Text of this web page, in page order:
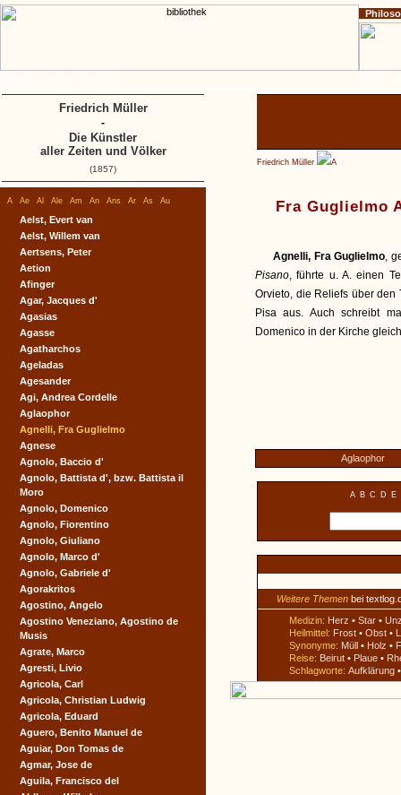
Friedrich Müller A
Fra Guglielmo
Agnelli, Fra Guglielmo,
Pisano, führte u. A. einen
Orvieto, die Reliefs über den
Pisa aus. Auch schreibt
Domenico in der Kirche
Aglaophor
A B C D E
Weitere Themen bei
Medizin: Herz • Star •
Heilmittel: Frost • Obst •
Synonyme: Müll • Holz •
Reise: Beirut • Plaue •
Schlagworte: Aufklärung
A Ae Al Ale Am An Ans Ar As Au
Aelst, Evert van
Aelst, Willem van
Aertsens, Peter
Aetion
Afinger
Agar, Jacques d'
Agasias
Agasse
Agatharchos
Ageladas
Agesander
Agi, Andrea Cordelle
Aglaophor
Agnelli, Fra Guglielmo
Agnese
Agnolo, Baccio d'
Agnolo, Battista d', bzw. Battista il
Moro
Agnolo, Domenico
Agnolo, Fiorentino
Agnolo, Giuliano
Agnolo, Marco d'
Agnolo, Gabriele d'
Agorakritos
Agostino, Angelo
Agostino Veneziano, Agostino de
Musis
Agrate, Marco
Agresti, Livio
Agricola, Carl
Agricola, Christian Ludwig
Agricola, Eduard
Aguero, Benito Manuel de
Aguiar, Don Tomas de
Agmar, Jose de
Aguila, Francisco del
Friedrich Müller
-
Die Künstler
aller Zeiten und Völker
(1857)